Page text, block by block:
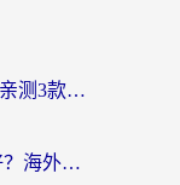
雷神手游和海归好用吗？海外党亲测3款热门回国加速器+番茄加速器深度体验
Malus好用吗？和ChickCN哪个好？海外党亲测：选对回国加速器，追剧游戏不卡顿